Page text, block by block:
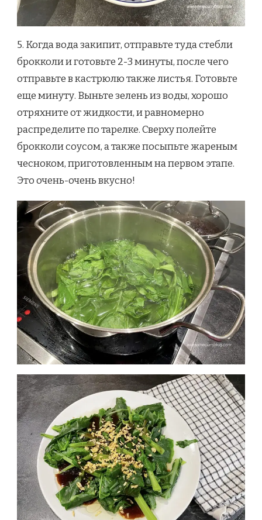
5. Когда вода закипит, отправьте туда стебли
брокколи и готовьте 2-3 минуты, после чего
отправьте в кастрюлю также листья. Готовьте
еще минуту. Выньте зелень из воды, хорошо
отряхните от жидкости, и равномерно
распределите по тарелке. Сверху полейте
брокколи соусом, а также посыпьте жареным
чесноком, приготовленным на первом этапе.
Это очень-очень вкусно!